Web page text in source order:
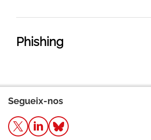
Phishing
Segueix-nos